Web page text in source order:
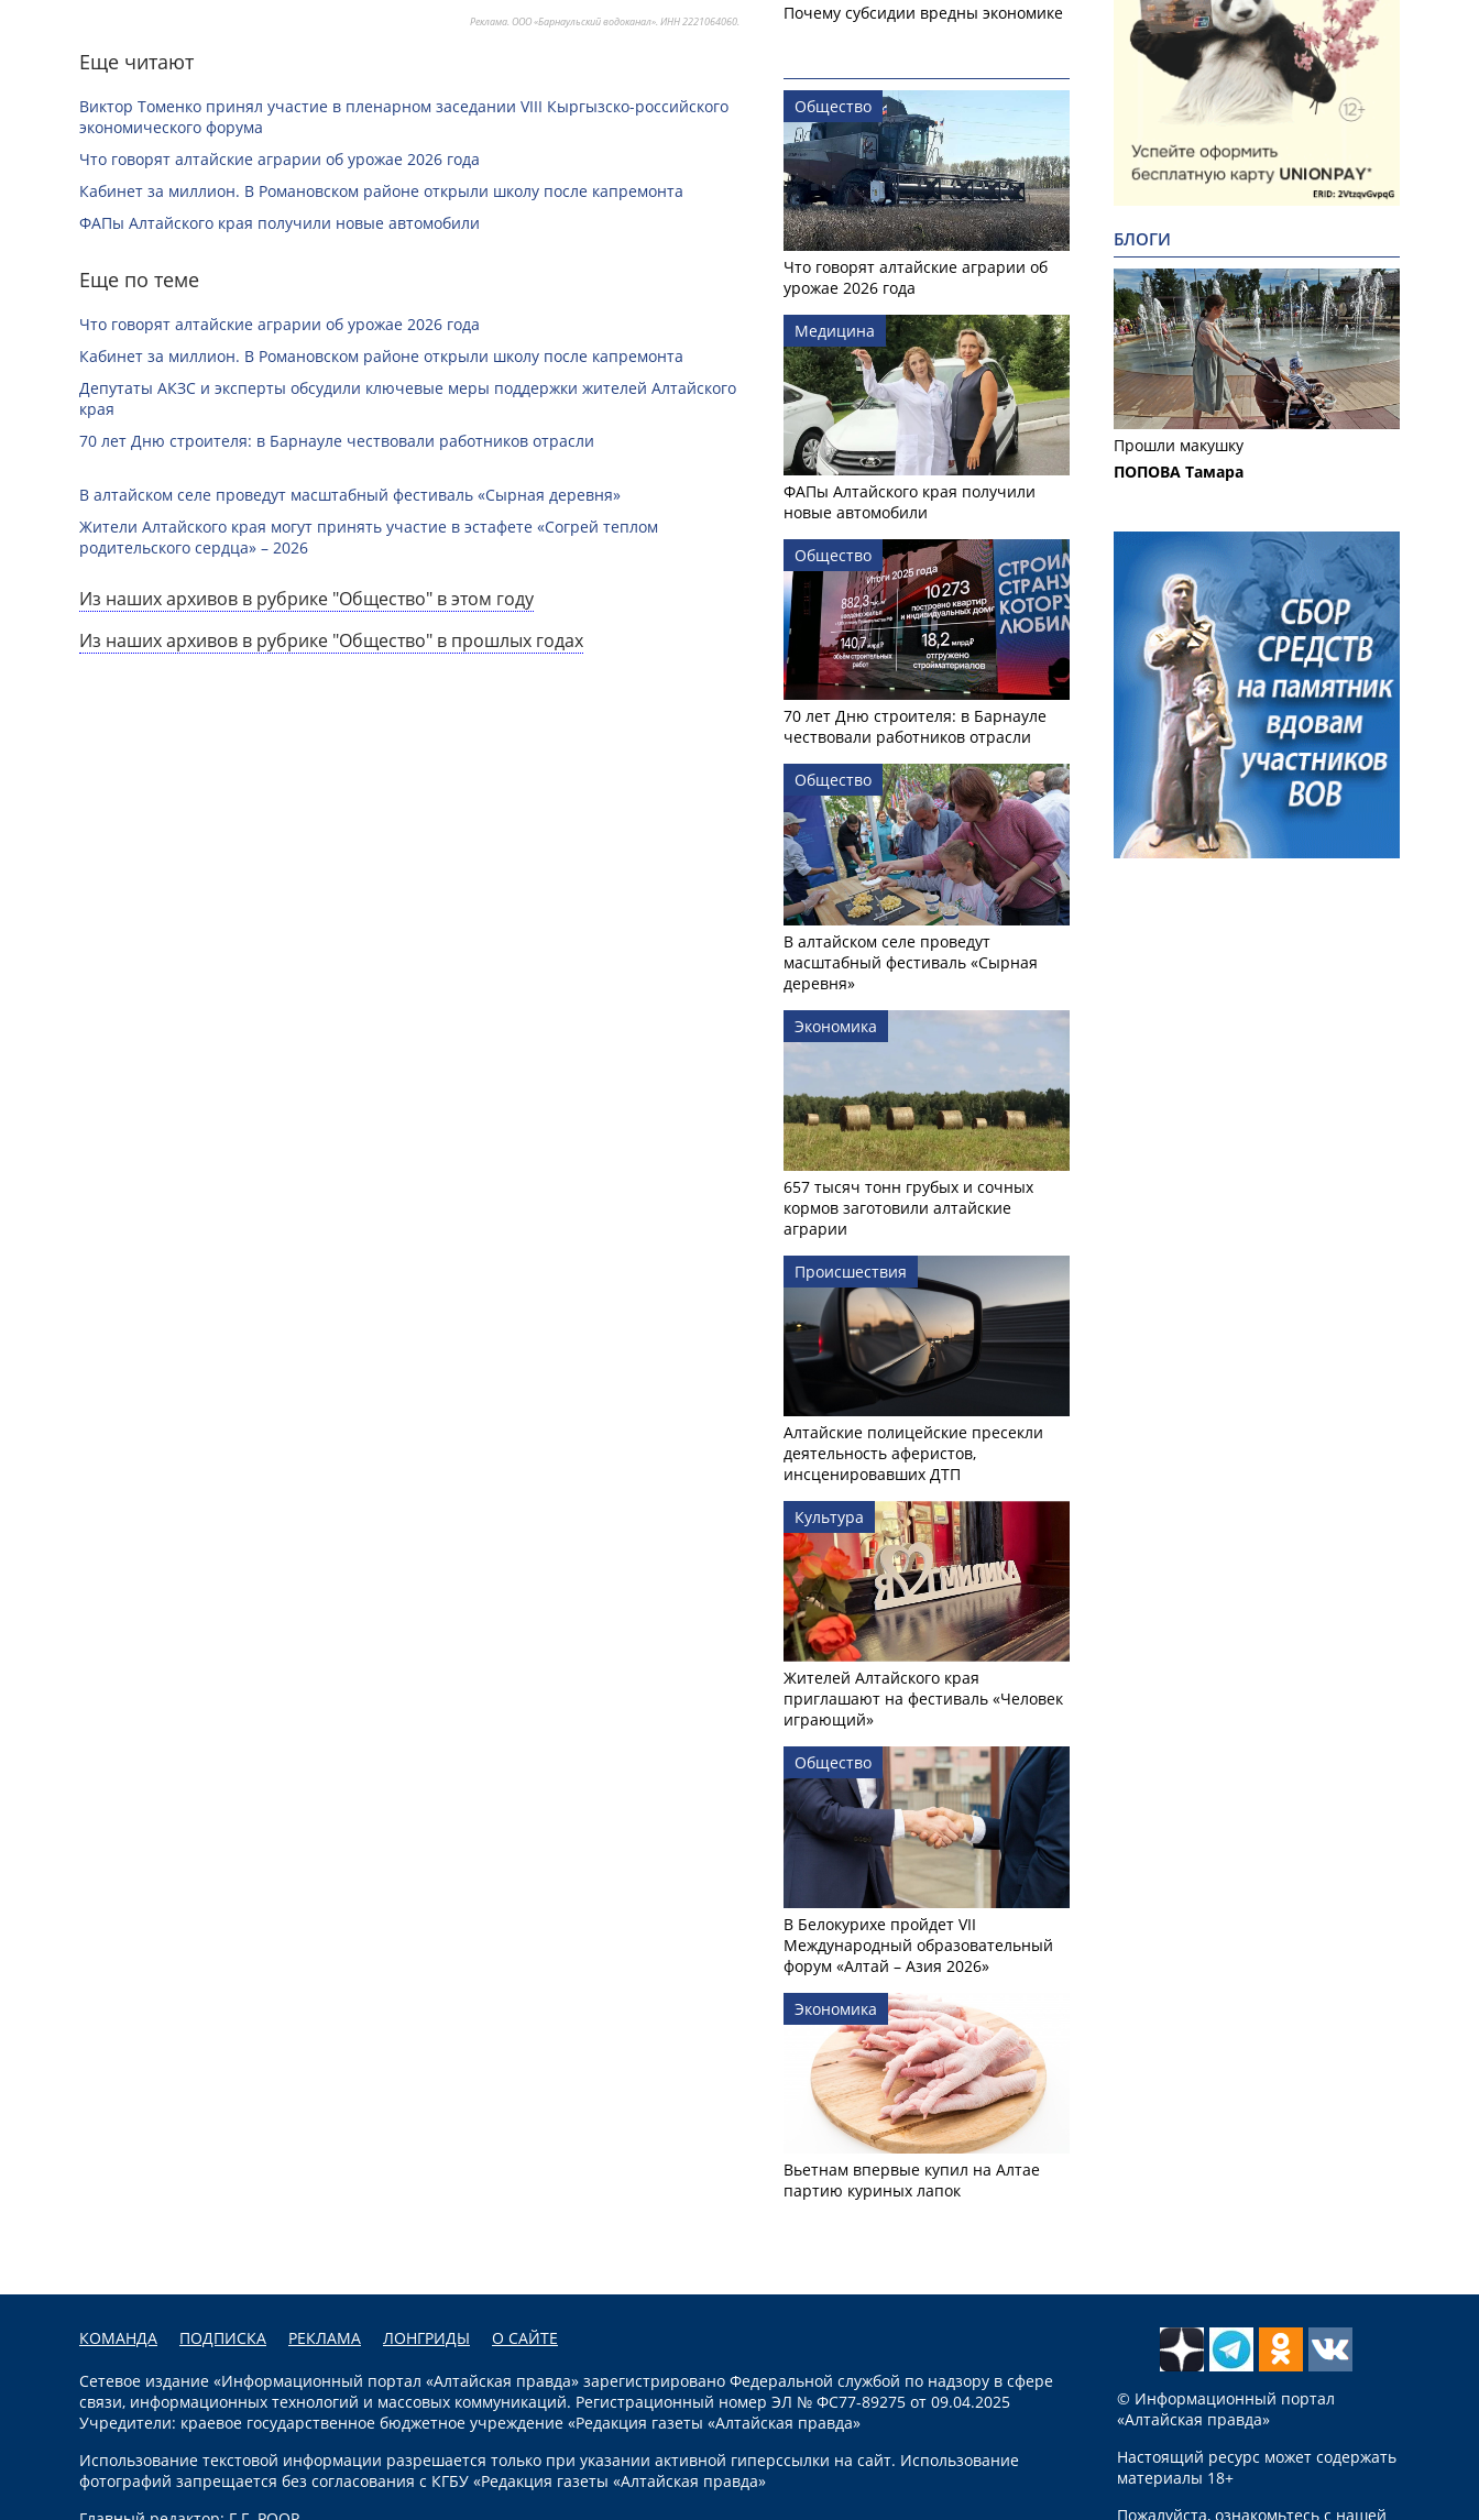
Реклама. ООО «Барнаульский водоканал». ИНН 2221064060.
Еще читают
Виктор Томенко принял участие в пленарном заседании VIII Кыргызско-российского
экономического форума
Что говорят алтайские аграрии об урожае 2026 года
Кабинет за миллион. В Романовском районе открыли школу после капремонта
ФАПы Алтайского края получили новые автомобили
Еще по теме
Что говорят алтайские аграрии об урожае 2026 года
Кабинет за миллион. В Романовском районе открыли школу после капремонта
Депутаты АКЗС и эксперты обсудили ключевые меры поддержки жителей Алтайского
края
70 лет Дню строителя: в Барнауле чествовали работников отрасли
В алтайском селе проведут масштабный фестиваль «Сырная деревня»
Жители Алтайского края могут принять участие в эстафете «Согрей теплом
родительского сердца» – 2026
Из наших архивов в рубрике "Общество" в этом году
Из наших архивов в рубрике "Общество" в прошлых годах
Почему субсидии вредны экономике
Общество
Что говорят алтайские аграрии об
урожае 2026 года
Медицина
ФАПы Алтайского края получили
новые автомобили
Общество
70 лет Дню строителя: в Барнауле
чествовали работников отрасли
Общество
В алтайском селе проведут
масштабный фестиваль «Сырная
деревня»
Экономика
657 тысяч тонн грубых и сочных
кормов заготовили алтайские
аграрии
Происшествия
Алтайские полицейские пресекли
деятельность аферистов,
инсценировавших ДТП
Культура
Жителей Алтайского края
приглашают на фестиваль «Человек
играющий»
Общество
В Белокурихе пройдет VII
Международный образовательный
форум «Алтай – Азия 2026»
Экономика
Вьетнам впервые купил на Алтае
партию куриных лапок
БЛОГИ
Прошли макушку
ПОПОВА Тамара
КОМАНДА ПОДПИСКА РЕКЛАМА ЛОНГРИДЫ О САЙТЕ
Сетевое издание «Информационный портал «Алтайская правда» зарегистрировано Федеральной службой по надзору в сфере
связи, информационных технологий и массовых коммуникаций. Регистрационный номер ЭЛ № ФС77-89275 от 09.04.2025
Учредители: краевое государственное бюджетное учреждение «Редакция газеты «Алтайская правда»
Использование текстовой информации разрешается только при указании активной гиперссылки на сайт. Использование
фотографий запрещается без согласования с КГБУ «Редакция газеты «Алтайская правда»
© Информационный портал
«Алтайская правда»
Настоящий ресурс может содержать
материалы 18+
Пожалуйста, ознакомьтесь с нашей